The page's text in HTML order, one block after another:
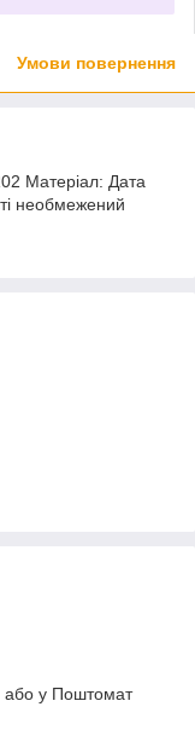
Умови повернення
Матеріал: Дата
необмежений
або у Поштомат